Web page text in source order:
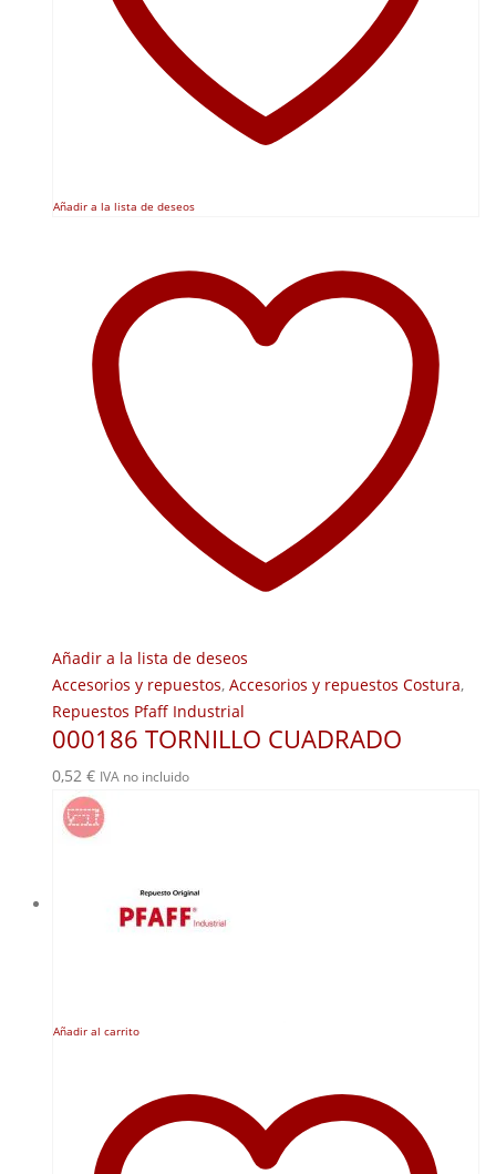
Añadir a la lista de deseos
Añadir a la lista de deseos
Accesorios y repuestos, Accesorios y repuestos Costura,
Repuestos Pfaff Industrial
000186 TORNILLO CUADRADO
0,52 € IVA no incluido
Añadir al carrito